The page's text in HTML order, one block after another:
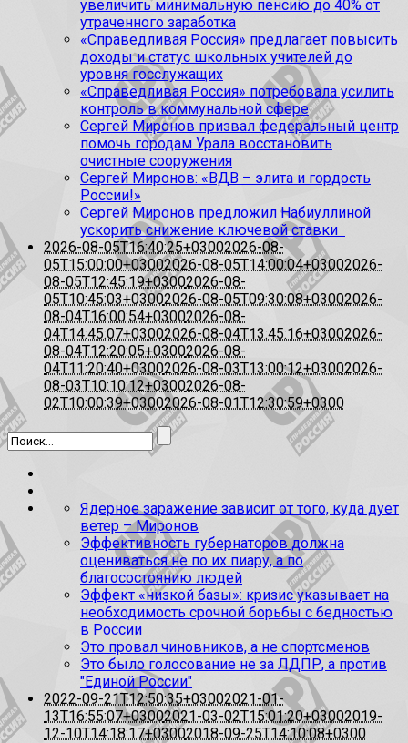
увеличить минимальную пенсию до 40% от
утраченного заработка
«Справедливая Россия» предлагает повысить
доходы и статус школьных учителей до
уровня госслужащих
«Справедливая Россия» потребовала усилить
контроль в коммунальной сфере
Сергей Миронов призвал федеральный центр
помочь городам Урала восстановить
очистные сооружения
Сергей Миронов: «ВДВ – элита и гордость
России!»
Сергей Миронов предложил Набиуллиной
ускорить снижение ключевой ставки
2026-08-05T16:40:25+03002026-08-
05T15:00:00+03002026-08-05T14:00:04+03002026-
08-05T12:45:19+03002026-08-
05T10:45:03+03002026-08-05T09:30:08+03002026-
08-04T16:00:54+03002026-08-
04T14:45:07+03002026-08-04T13:45:16+03002026-
08-04T12:20:05+03002026-08-
04T11:20:40+03002026-08-03T13:00:12+03002026-
08-03T10:10:12+03002026-08-
02T10:00:39+03002026-08-01T12:30:59+0300
Ядерное заражение зависит от того, куда дует
ветер – Миронов
Эффективность губернаторов должна
оцениваться не по их пиару, а по
благосостоянию людей
Эффект «низкой базы»: кризис указывает на
необходимость срочной борьбы с бедностью
в России
Это провал чиновников, а не спортсменов
Это было голосование не за ЛДПР, а против
"Единой России"
2022-09-21T12:50:35+03002021-01-
13T16:55:07+03002021-03-02T15:01:20+03002019-
12-10T14:18:17+03002018-09-25T14:10:08+0300